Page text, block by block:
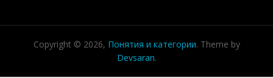
Copyright © 2026, Понятия и категории. Theme by
Devsaran.